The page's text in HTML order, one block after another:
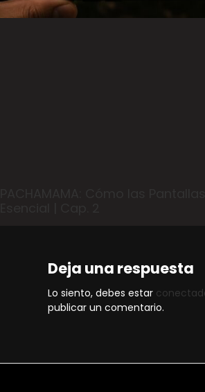
Deja una respuesta
Lo siento, debes estar
publicar un comentario.